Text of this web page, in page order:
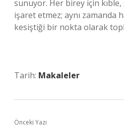
sunuyor. Her birey için
işaret etmez; aynı zamanda
kesiştiği bir nokta olarak
Tarih: Makaleler
Önceki Yazı